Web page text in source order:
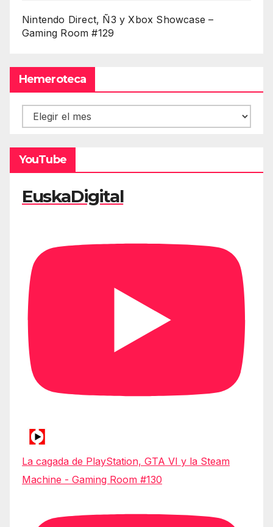
Nintendo Direct, Ñ3 y Xbox Showcase –
Gaming Room #129
Hemeroteca
Hemeroteca
YouTube
EuskaDigital
La cagada de PlayStation, GTA VI y la Steam
Machine - Gaming Room #130